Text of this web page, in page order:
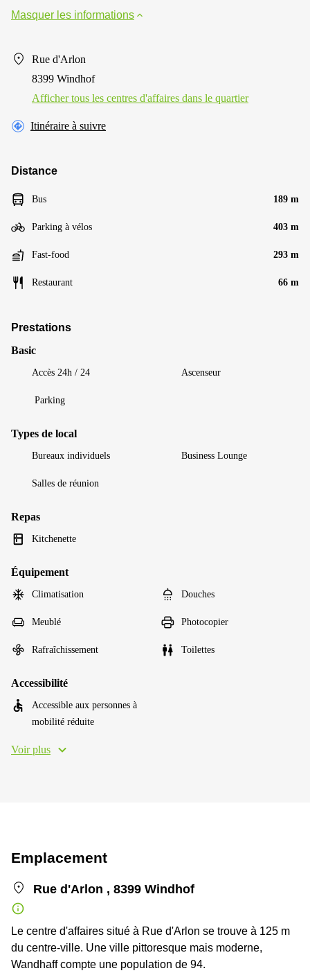
Masquer les informations
Rue d'Arlon
8399 Windhof
Afficher tous les centres d'affaires dans le quartier
Itinéraire à suivre
Distance
Bus 189 m
Parking à vélos 403 m
Fast-food 293 m
Restaurant 66 m
Prestations
Basic
Accès 24h / 24 Ascenseur
Parking
Types de local
Bureaux individuels Business Lounge
Salles de réunion
Repas
Kitchenette
Équipement
Climatisation Douches
Meublé Photocopier
Rafraîchissement Toilettes
Accessibilité
Accessible aux personnes à
mobilité réduite
Voir plus
Emplacement
Rue d'Arlon , 8399 Windhof
Le centre d'affaires situé à Rue d'Arlon se trouve à 125 m
du centre-ville. Une ville pittoresque mais moderne,
Wandhaff compte une population de 94.